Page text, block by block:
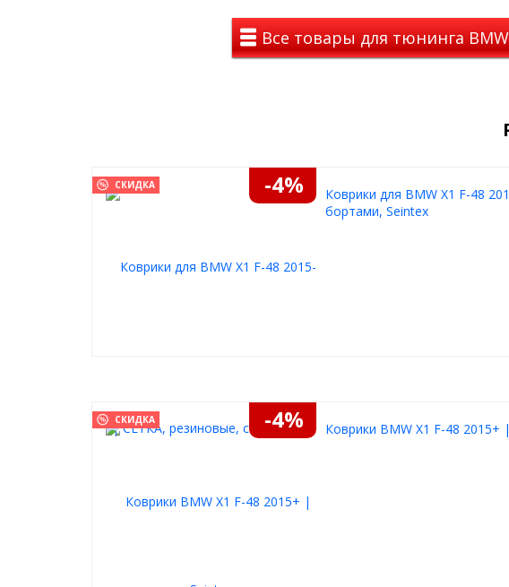
Производитель:СА Пластик
Установите мухобойку и наслаждайтесь чистым лобовым стеклом,
оформляйте заказ и обеспечьте своему автомобилю надежную
Все товары для тюнинга BMW
СКИДКА -4%
Коврики для BMW X1 F-48
бортами, Seintex
СКИДКА -4% Коврики BMW X1 F-48